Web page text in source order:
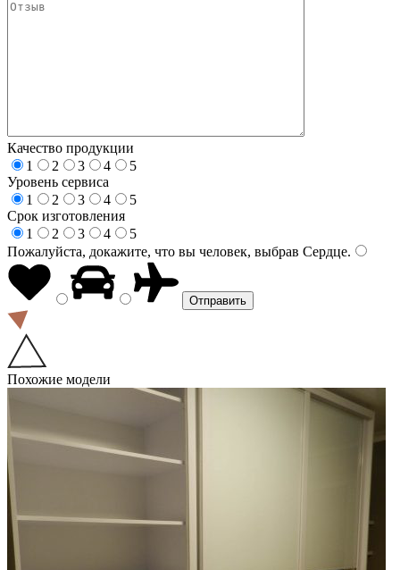
Качество продукции
1
2 3 4
5
Уровень сервиса
1
2 3 4
5
Срок изготовления
1
2 3 4
5
Пожалуйста, докажите, что вы человек, выбрав Сердце.
Похожие модели